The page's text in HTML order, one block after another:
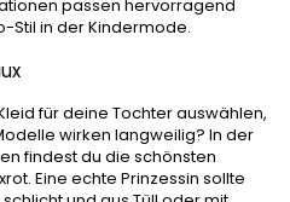
passen hervorragend
Stil in der Kindermode.
für deine Tochter auswählen,
wirken langweilig? In der
findest du die schönsten
Eine echte Prinzessin sollte